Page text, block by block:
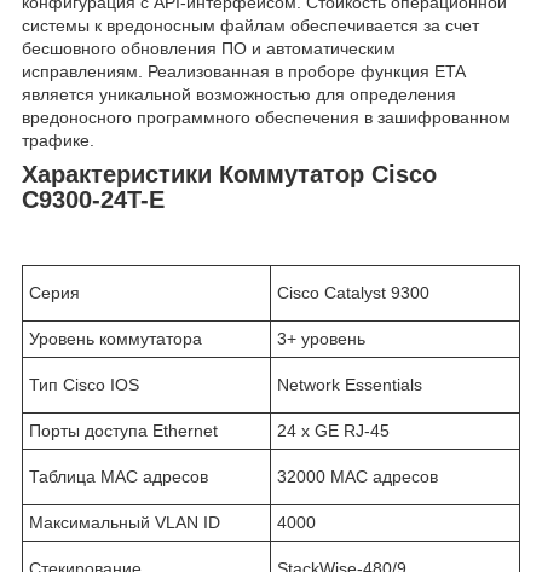
системы к вредоносным файлам обеспечивается за счет
бесшовного обновления ПО и автоматическим
исправлениям. Реализованная в проборе функция ETA
является уникальной возможностью для определения
вредоносного программного обеспечения в зашифрованном
трафике.
Характеристики Коммутатор Cisco
C9300-24T-E
Серия Cisco Catalyst 9300
Уровень коммутатора 3+ уровень
Тип Cisco IOS Network Essentials
Порты доступа Ethernet 24 x GE RJ-45
Таблица MAC адресов 32000 MAC адресов
Максимальный VLAN ID 4000